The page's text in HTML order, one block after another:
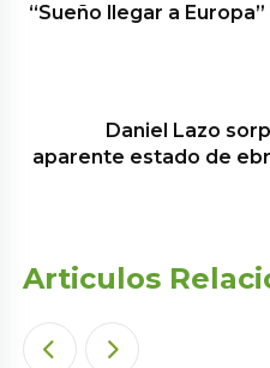
“Sueño llegar a Europa”
Daniel Lazo
aparente estado de
Articulos